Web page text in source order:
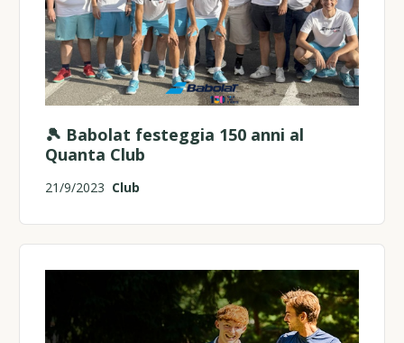
🎾 Babolat festeggia 150 anni al
Quanta Club
21/9/2023 Club